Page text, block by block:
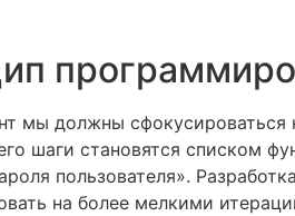
мы должны сфокусироваться
шаги становятся списком
пользователя».
на более мелкими